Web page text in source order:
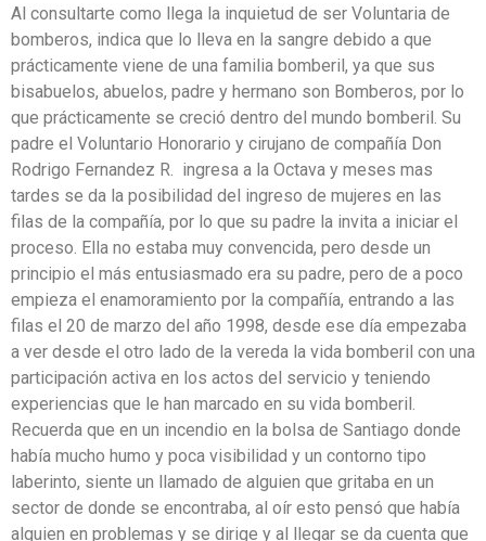
Al consultarte como llega la inquietud de ser Voluntaria de
bomberos, indica que lo lleva en la sangre debido a que
prácticamente viene de una familia bomberil, ya que sus
bisabuelos, abuelos, padre y hermano son Bomberos, por lo
que prácticamente se creció dentro del mundo bomberil. Su
padre el Voluntario Honorario y cirujano de compañía Don
Rodrigo Fernandez R. ingresa a la Octava y meses mas
tardes se da la posibilidad del ingreso de mujeres en las
filas de la compañía, por lo que su padre la invita a iniciar el
proceso. Ella no estaba muy convencida, pero desde un
principio el más entusiasmado era su padre, pero de a poco
empieza el enamoramiento por la compañía, entrando a las
filas el 20 de marzo del año 1998, desde ese día empezaba
a ver desde el otro lado de la vereda la vida bomberil con una
participación activa en los actos del servicio y teniendo
experiencias que le han marcado en su vida bomberil.
Recuerda que en un incendio en la bolsa de Santiago donde
había mucho humo y poca visibilidad y un contorno tipo
laberinto, siente un llamado de alguien que gritaba en un
sector de donde se encontraba, al oír esto pensó que había
alguien en problemas y se dirige y al llegar se da cuenta que